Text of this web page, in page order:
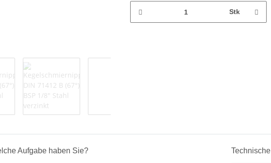
Stk
Aufgabe haben Sie?